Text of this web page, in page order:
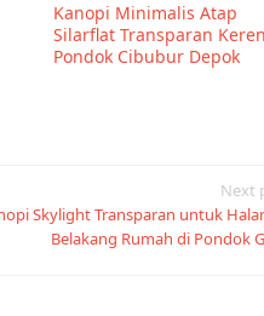
Kanopi Minimalis Atap
Silarflat Transparan
Pondok Cibubur Depok
Next
Skylight Transparan untuk
Belakang Rumah di Pondok